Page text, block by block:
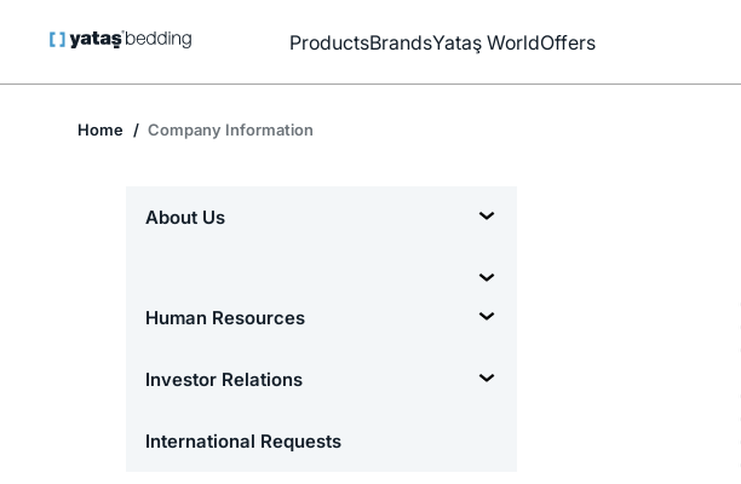
ProductsBrandsYataş WorldOffers
Home Company Information
About Us
Human Resources
Investor Relations
International Requests